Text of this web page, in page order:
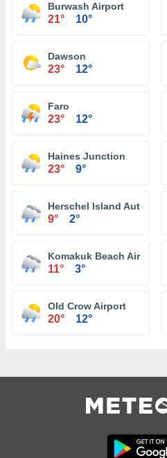
Burwash Airport
21° 10°
Dawson
23° 12°
Faro
23° 12°
Haines Junction
23° 9°
Herschel Island
9° 2°
Komakuk Beach Airport
11° 3°
Old Crow Airport
20° 12°